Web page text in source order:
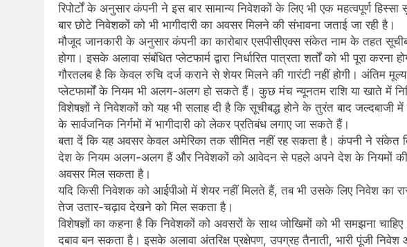
रिपोर्टों के अनुसार कंपनी ने इस बार सामान्य निवेशकों के लिए भी एक महत्वपूर्ण
बार छोटे निवेशकों को भी भागीदारी का अवसर मिलने की संभावना जताई जा रही है।
मौजूद जानकारी के अनुसार कंपनी का कारोबार एसपीसीएक्स संकेत नाम के तहत
होगा। इसके अलावा संबंधित प्लेटफार्म द्वारा निर्धारित पात्रता शर्तों को भी पूरा करना
गौरतलब है कि केवल रुचि दर्ज कराने से शेयर मिलने की गारंटी नहीं होगी। अंतिम
प्लेटफार्मों के नियम भी अलग-अलग हो सकते हैं। कुछ मंच न्यूनतम राशि या खाते में
विशेषज्ञों ने निवेशकों को यह भी सलाह दी है कि सूचीबद्ध होने के तुरंत बाद
के सार्वजनिक निर्गमों में भागीदारी को लेकर प्रतिबंध लगाए जा सकते हैं।
बता दें कि यह अवसर केवल अमेरिका तक सीमित नहीं रह सकता है। कंपनी ने संकेत
देश के नियम अलग-अलग हैं और निवेशकों को आवेदन से पहले अपने देश के नियमों की
अवसर मिल सकता है।
यदि किसी निवेशक को आईपीओ में शेयर नहीं मिलते हैं, तब भी उसके लिए निवेश का
तेज उतार-चढ़ाव देखने को मिल सकता है।
विशेषज्ञों का कहना है कि निवेशकों को अवसरों के साथ जोखिमों को भी समझना
दबाव बन सकता है। इसके अलावा अंतरिक्ष प्रक्षेपण, उपग्रह तैनाती, भारी पूंजी